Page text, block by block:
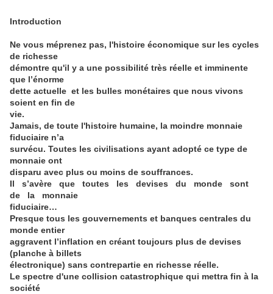
Introduction
Ne vous méprenez pas, l'histoire économique sur les cycles
de richesse
démontre qu'il y a une possibilité très réelle et imminente
que l’énorme
dette actuelle et les bulles monétaires que nous vivons
soient en fin de
vie.
Jamais, de toute l'histoire humaine, la moindre monnaie
fiduciaire n’a
survécu. Toutes les civilisations ayant adopté ce type de
monnaie ont
disparu avec plus ou moins de souffrances.
Il s’avère que toutes les devises du monde sont
de la monnaie
fiduciaire…
Presque tous les gouvernements et banques centrales du
monde entier
aggravent l’inflation en créant toujours plus de devises
(planche à billets
électronique) sans contrepartie en richesse réelle.
Le spectre d'une collision catastrophique qui mettra fin à la
société